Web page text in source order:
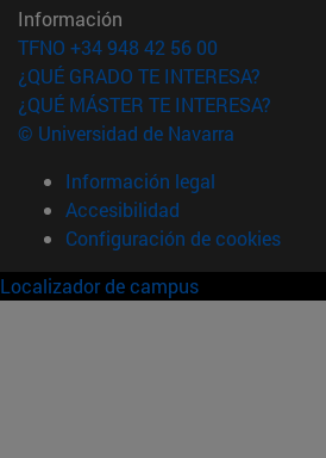
Información
TFNO +34 948 42 56 00
¿QUÉ GRADO TE INTERESA?
¿QUÉ MÁSTER TE INTERESA?
© Universidad de Navarra
Información legal
Accesibilidad
Configuración de cookies
Localizador de campus